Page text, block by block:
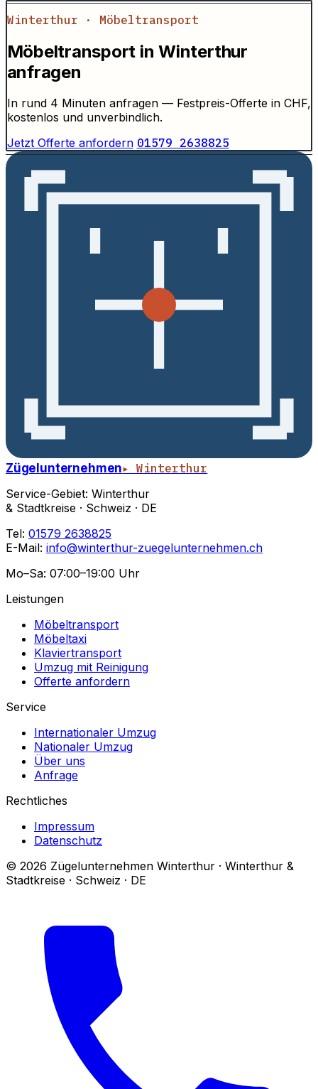
Winterthur · Möbeltransport
Möbeltransport in Winterthur
anfragen
In rund 4 Minuten anfragen — Festpreis-Offerte in CHF,
kostenlos und unverbindlich.
Jetzt Offerte anfordern 01579 2638825
Zügelunternehmen▸ Winterthur
Service-Gebiet: Winterthur
& Stadtkreise · Schweiz · DE
Tel: 01579 2638825
E-Mail: info@winterthur-zuegelunternehmen.ch
Mo–Sa: 07:00–19:00 Uhr
Leistungen
Möbeltransport
Möbeltaxi
Klaviertransport
Umzug mit Reinigung
Offerte anfordern
Service
Internationaler Umzug
Nationaler Umzug
Über uns
Anfrage
Rechtliches
Impressum
Datenschutz
© 2026 Zügelunternehmen Winterthur · Winterthur &
Stadtkreise · Schweiz · DE